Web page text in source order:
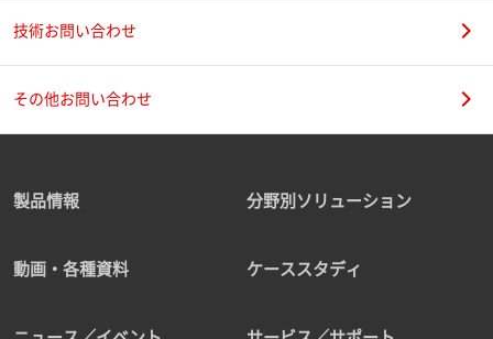
技術お問い合わせ
その他お問い合わせ
製品情報 分野別ソリューション
動画・各種資料 ケーススタディ